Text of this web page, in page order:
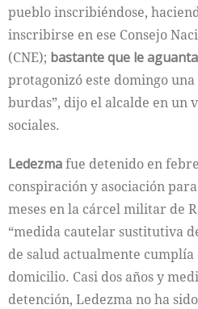
pueblo inscribiéndose,
inscribirse en ese Consejo
(CNE); bastante que le
protagonizó este domingo una
burdas”, dijo el alcalde en un
sociales.
Ledezmafue detenido en
conspiración y asociación
meses en la cárcel militar de
“medida cautelar sustitutiva
de salud actualmente cumplía
domicilio. Casi dos años y
detención, Ledezma no ha